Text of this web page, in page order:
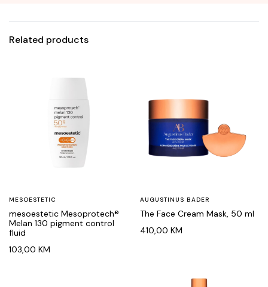
Related products
MESOESTETIC
mesoestetic Mesoprotech®
Melan 130 pigment control
fluid
103,00 KM
AUGUSTINUS BADER
The Face Cream Mask, 50 ml
410,00 KM